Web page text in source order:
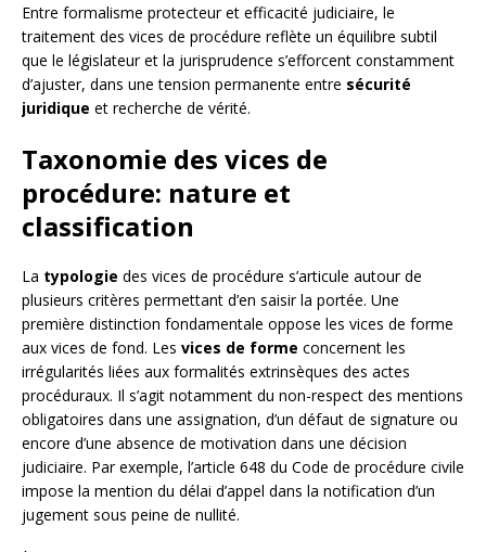
Entre formalisme protecteur et efficacité judiciaire, le
traitement des vices de procédure reflète un équilibre subtil
que le législateur et la jurisprudence s’efforcent constamment
d’ajuster, dans une tension permanente entre sécurité
juridique et recherche de vérité.
Taxonomie des vices de
procédure: nature et
classification
La typologie des vices de procédure s’articule autour de
plusieurs critères permettant d’en saisir la portée. Une
première distinction fondamentale oppose les vices de forme
aux vices de fond. Les vices de forme concernent les
irrégularités liées aux formalités extrinsèques des actes
procéduraux. Il s’agit notamment du non-respect des mentions
obligatoires dans une assignation, d’un défaut de signature ou
encore d’une absence de motivation dans une décision
judiciaire. Par exemple, l’article 648 du Code de procédure civile
impose la mention du délai d’appel dans la notification d’un
jugement sous peine de nullité.